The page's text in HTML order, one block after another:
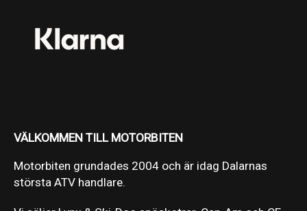
VÄLKOMMEN TILL MOTORBITEN
Motorbiten grundades 2004 och är idag Dalarnas
största ATV handlare.